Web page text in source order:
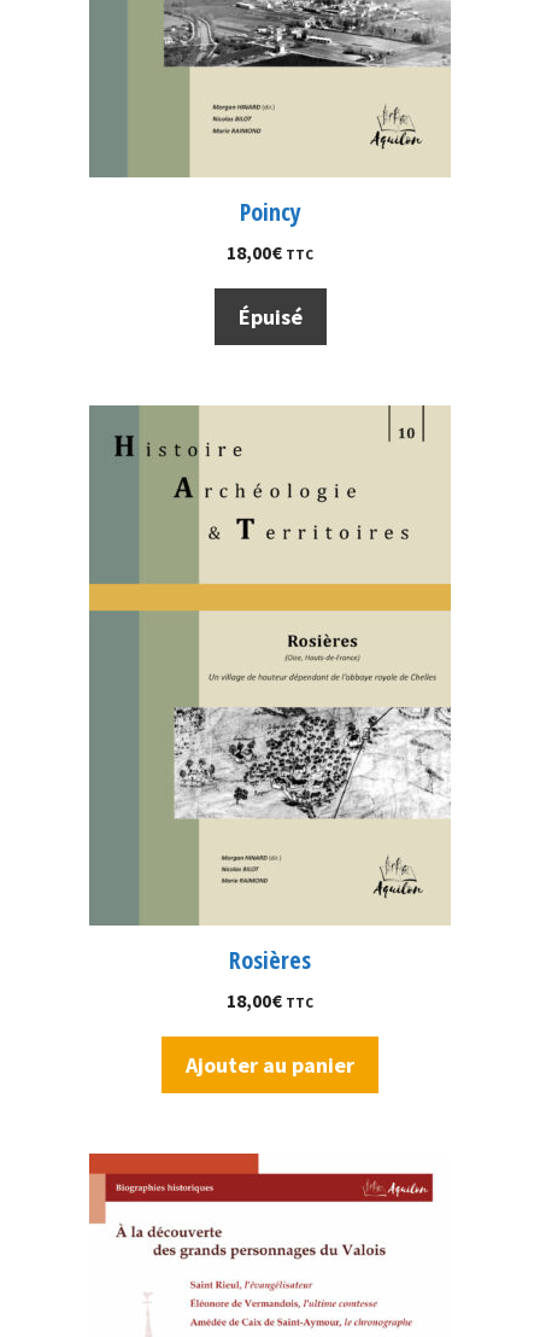
Poincy
18,00€ TTC
Épuisé
Rosières
18,00€ TTC
Ajouter au panier